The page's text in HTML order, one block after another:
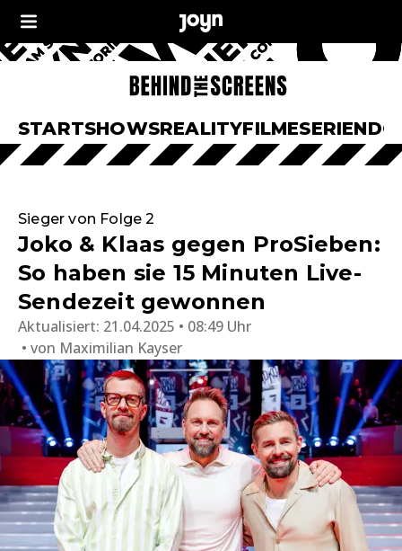
STARTSHOWSREALITYFILMESERIEN
Sieger von Folge 2
Joko & Klaas gegen ProSieben:
So haben sie 15 Minuten Live-
Sendezeit gewonnen
Aktualisiert: 21.04.2025 • 08:49 Uhr
von Maximilian Kayser